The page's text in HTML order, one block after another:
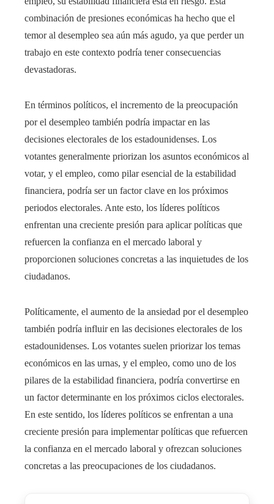
combinación de presiones económicas ha hecho que el
temor al desempleo sea aún más agudo, ya que perder un
trabajo en este contexto podría tener consecuencias
devastadoras.
En términos políticos, el incremento de la preocupación
por el desempleo también podría impactar en las
decisiones electorales de los estadounidenses. Los
votantes generalmente priorizan los asuntos económicos al
votar, y el empleo, como pilar esencial de la estabilidad
financiera, podría ser un factor clave en los próximos
periodos electorales. Ante esto, los líderes políticos
enfrentan una creciente presión para aplicar políticas que
refuercen la confianza en el mercado laboral y
proporcionen soluciones concretas a las inquietudes de los
ciudadanos.
Políticamente, el aumento de la ansiedad por el desempleo
también podría influir en las decisiones electorales de los
estadounidenses. Los votantes suelen priorizar los temas
económicos en las urnas, y el empleo, como uno de los
pilares de la estabilidad financiera, podría convertirse en
un factor determinante en los próximos ciclos electorales.
En este sentido, los líderes políticos se enfrentan a una
creciente presión para implementar políticas que refuercen
la confianza en el mercado laboral y ofrezcan soluciones
concretas a las preocupaciones de los ciudadanos.